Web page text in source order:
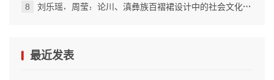
刘乐瑶，周莹：论川、滇彝族百褶裙设计中的社会文化秩序与艺术语言表达
最近发表